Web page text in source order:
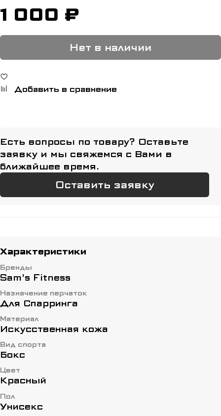
1 000 ₽
Нет в наличии
Добавить в сравнение
Есть вопросы по товару? Оставьте
заявку и мы свяжемся с Вами в
ближайшее время.
Оставить заявку
Характеристики
Бренды
Sam's Fitness
Назначение перчаток
Для Спарринга
Материал
Искусственная кожа
Вид спорта
Бокс
Цвет
Красный
Пол
Унисекс